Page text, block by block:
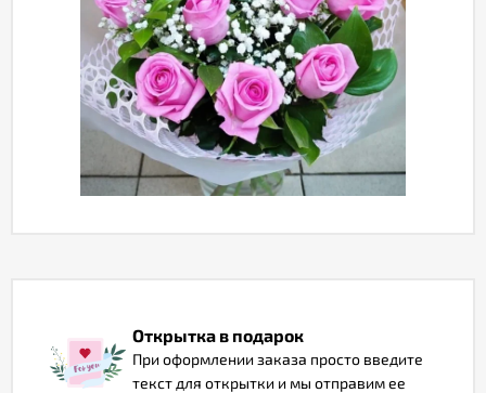
Публичная
конфиденциальности
Открытка в подарок
При оформлении заказа просто введите
текст для открытки и мы отправим ее